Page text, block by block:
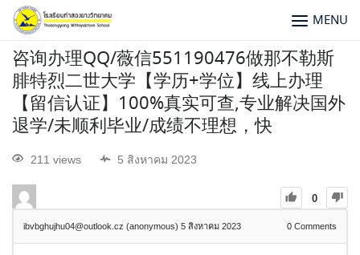
MENU
咨询办理QQ/薇信551190476做那不勒斯
腓特烈二世大学【学历+学位】线上办理
【留信认证】100%真实可查,专业解决国外
退学/未顺利毕业/成绩不理想，快
211 views 5 สิงหาคม 2023
0
ibvbghujhu04@outlook.cz (anonymous) 5 สิงหาคม 2023 0 Comments